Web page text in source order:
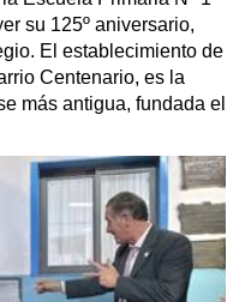
su 125º aniversario,
El establecimiento de
Centenario, es la
más antigua, fundada el